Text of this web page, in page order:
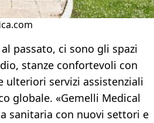
passato, ci sono gli spazi
stanze confortevoli con
ulteriori servizi assistenziali
globale. «Gemelli Medical
sanitaria con nuovi settori e